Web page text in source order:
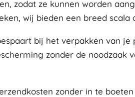
zodat ze kunnen worden
wij bieden een breed scala
bij het verpakken van je
zonder de noodzaak
zonder in te